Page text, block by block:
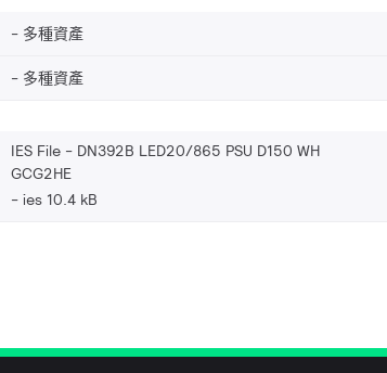
多種資產
多種資產
IES File - DN392B LED20/865 PSU D150 WH
GCG2HE
ies 10.4 kB